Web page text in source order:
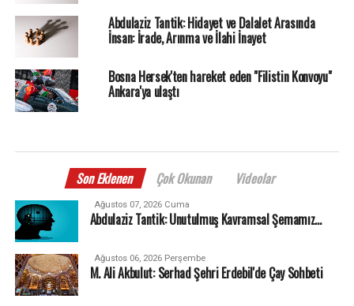
Abdulaziz Tantik: Hidayet ve Dalalet Arasında
İnsan: İrade, Arınma ve İlahi İnayet
Bosna Hersek'ten hareket eden "Filistin Konvoyu"
Ankara'ya ulaştı
Son Eklenen Çok Okunan Videolar
Ağustos 07, 2026 Cuma
Abdulaziz Tantik: Unutulmuş Kavramsal Şemamız…
Ağustos 06, 2026 Perşembe
M. Ali Akbulut: Serhad Şehri Erdebil'de Çay Sohbeti